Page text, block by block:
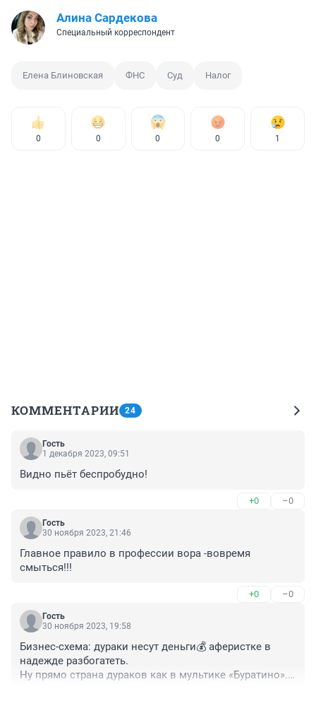
Алина Сардекова
Специальный корреспондент
Елена Блиновская ФНС Суд Налог
0 0 0 0 1
КОММЕНТАРИИ 24
Гость
1 декабря 2023, 09:51
Видно пьёт беспробудно!
+0 –0
Гость
30 ноября 2023, 21:46
Главное правило в профессии вора -вовремя
смыться!!!
+0 –0
Гость
30 ноября 2023, 19:58
Бизнес-схема: дураки несут деньги💰 аферистке в
надежде разбогатеть.
Ну прямо страна дураков как в мультике «Буратино».